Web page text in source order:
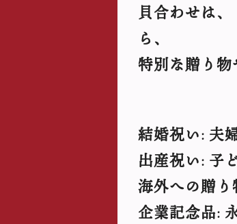
貝合わせは
ら、
特別な贈り物
結婚祝い: 夫
出産祝い: 子
海外への贈り
企業記念品: